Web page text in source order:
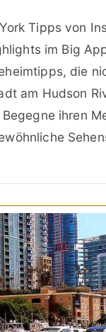
Tipps von
im Big
die
am Hudson
ihren